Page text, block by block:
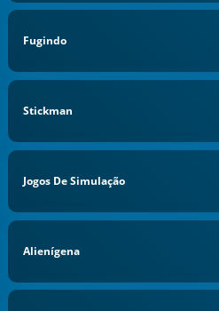
Fugindo
Stickman
Jogos De Simulação
Alienígena